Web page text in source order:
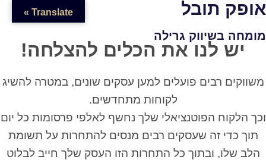
אופק תובל
מומחה בשיווק גרילה
יש לנו את הכלים להצלחה!
משווקים רבים פועלים למען עסקים שונים, במטרה להשיג
לקוחות מתחדשים.
וכך הלקוח הפוטנציאלי שלך נחשף לאלפי פרסומות כל יום
תוך כדי זה שעסקים רבים מנסים להתחרות על תשומת
הלב שלו, ובתוך כל התחרות הזו העסק שלך חייב לבלוט
Translate »